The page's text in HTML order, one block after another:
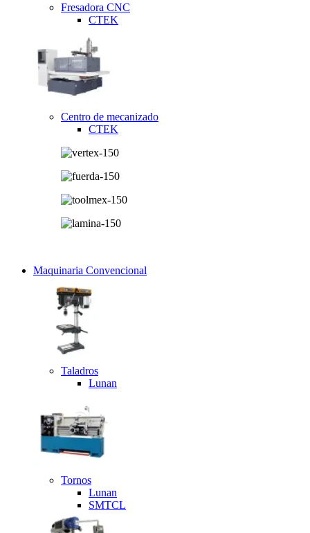
Fresadora CNC
CTEK
Centro de mecanizado
CTEK
Maquinaria Convencional
Taladros
Lunan
Tornos
Lunan
SMTCL